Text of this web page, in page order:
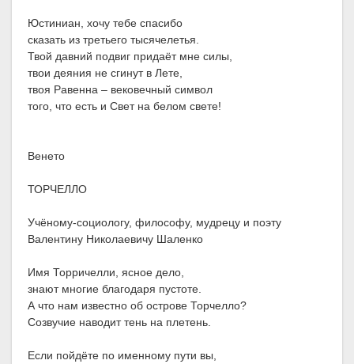
Юстиниан, хочу тебе спасибо
сказать из третьего тысячелетья.
Твой давний подвиг придаёт мне силы,
твои деяния не сгинут в Лете,
твоя Равенна – вековечный символ
того, что есть и Свет на белом свете!
Венето
ТОРЧЕЛЛО
Учёному-социологу, философу, мудрецу и поэту
Валентину Николаевичу Шаленко
Имя Торричелли, ясное дело,
знают многие благодаря пустоте.
А что нам известно об острове Торчелло?
Созвучие наводит тень на плетень.
Если пойдёте по именному пути вы,